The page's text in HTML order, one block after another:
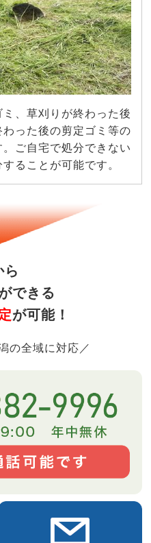
、草刈りが終わった後
った後の剪定ゴミ等の
ご自宅で処分できない
ることが可能です。
ら
できる
が可能！
の全域に対応／